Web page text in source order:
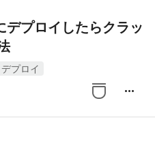
プロイしたらクラッ
デプロイ
more_horiz